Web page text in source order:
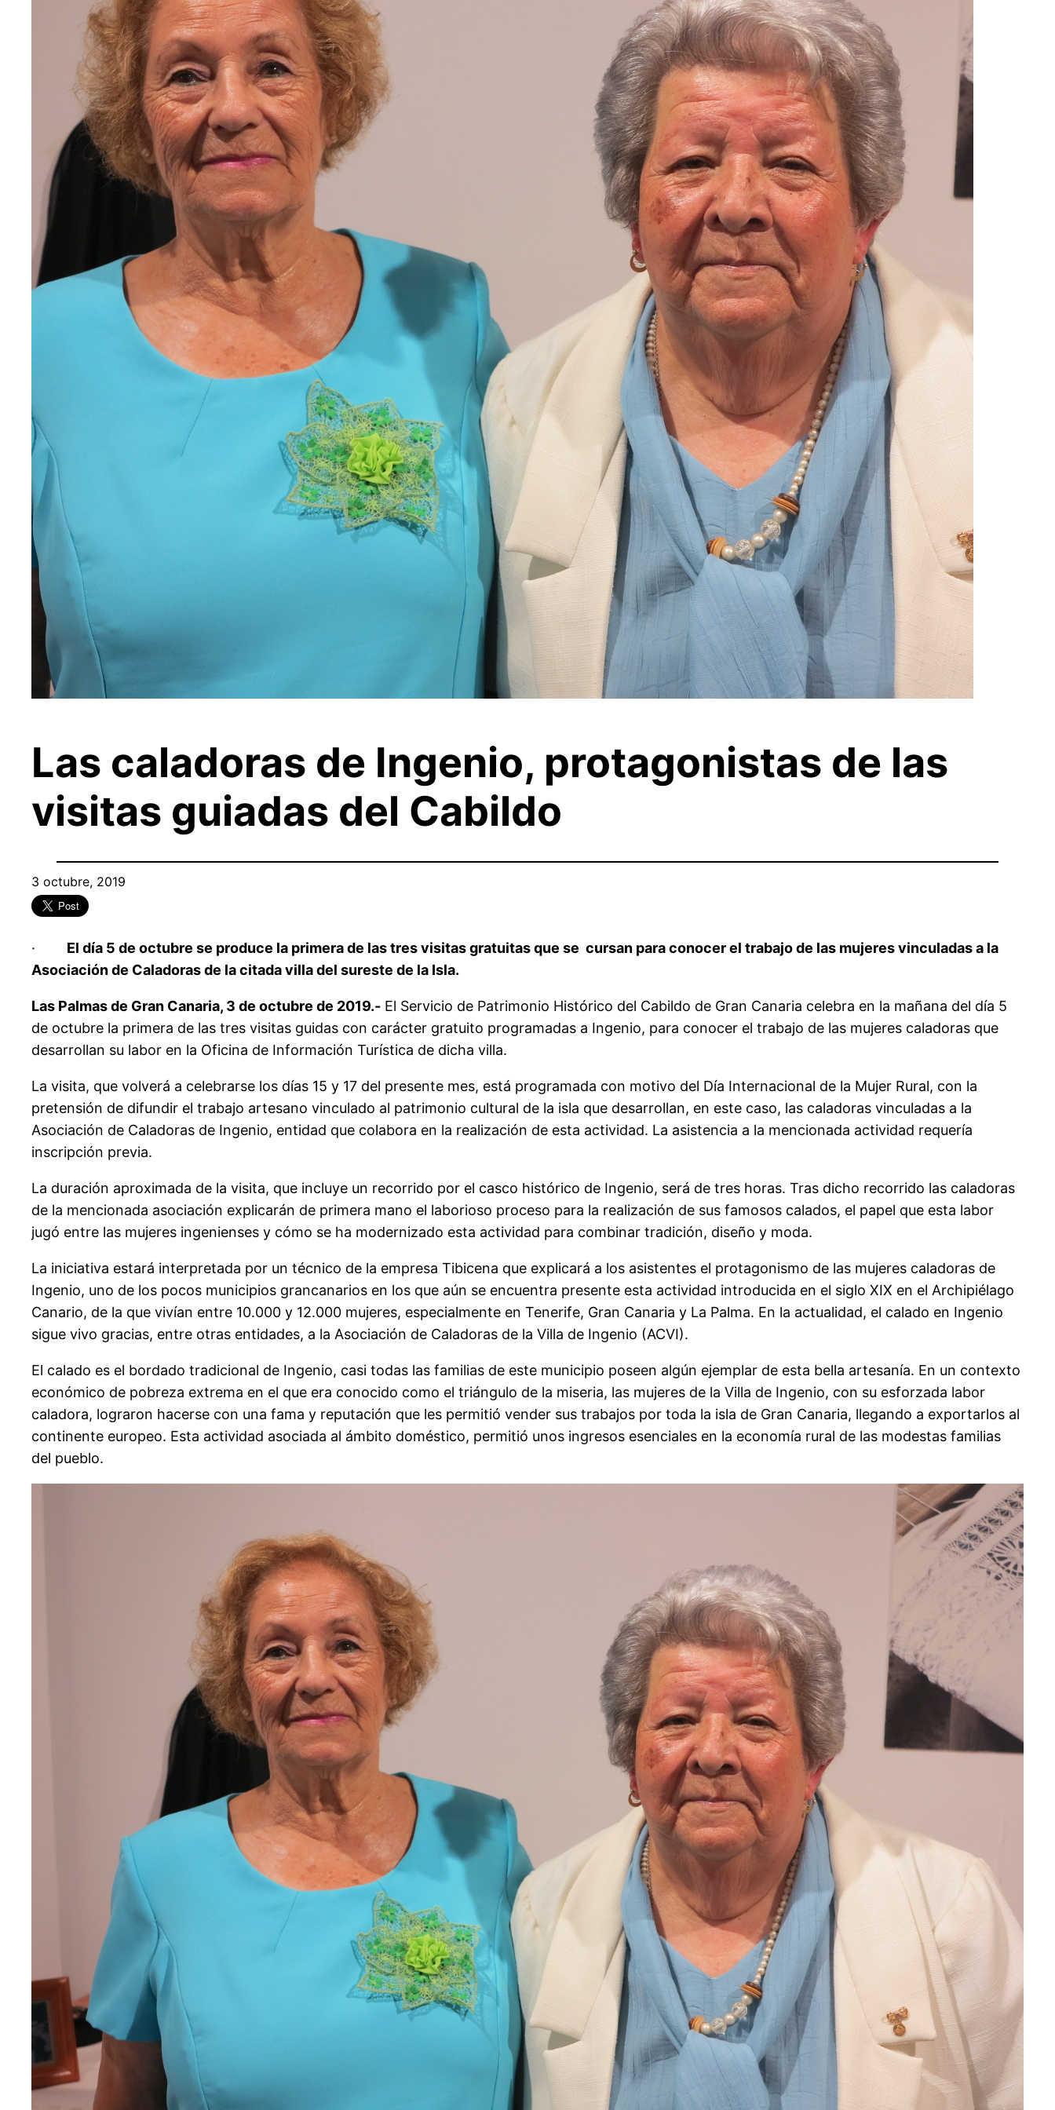
Las caladoras de Ingenio, protagonistas de las
visitas guiadas del Cabildo
3 octubre, 2019
· El día 5 de octubre se produce la primera de las tres visitas gratuitas que se cursan para conocer el trabajo de las mujeres vinculadas a la
Asociación de Caladoras de la citada villa del sureste de la Isla.
Las Palmas de Gran Canaria, 3 de octubre de 2019.- El Servicio de Patrimonio Histórico del Cabildo de Gran Canaria celebra en la mañana del día 5
de octubre la primera de las tres visitas guidas con carácter gratuito programadas a Ingenio, para conocer el trabajo de las mujeres caladoras que
desarrollan su labor en la Oficina de Información Turística de dicha villa.
La visita, que volverá a celebrarse los días 15 y 17 del presente mes, está programada con motivo del Día Internacional de la Mujer Rural, con la
pretensión de difundir el trabajo artesano vinculado al patrimonio cultural de la isla que desarrollan, en este caso, las caladoras vinculadas a la
Asociación de Caladoras de Ingenio, entidad que colabora en la realización de esta actividad. La asistencia a la mencionada actividad requería
inscripción previa.
La duración aproximada de la visita, que incluye un recorrido por el casco histórico de Ingenio, será de tres horas. Tras dicho recorrido las caladoras
de la mencionada asociación explicarán de primera mano el laborioso proceso para la realización de sus famosos calados, el papel que esta labor
jugó entre las mujeres ingenienses y cómo se ha modernizado esta actividad para combinar tradición, diseño y moda.
La iniciativa estará interpretada por un técnico de la empresa Tibicena que explicará a los asistentes el protagonismo de las mujeres caladoras de
Ingenio, uno de los pocos municipios grancanarios en los que aún se encuentra presente esta actividad introducida en el siglo XIX en el Archipiélago
Canario, de la que vivían entre 10.000 y 12.000 mujeres, especialmente en Tenerife, Gran Canaria y La Palma. En la actualidad, el calado en Ingenio
sigue vivo gracias, entre otras entidades, a la Asociación de Caladoras de la Villa de Ingenio (ACVI).
El calado es el bordado tradicional de Ingenio, casi todas las familias de este municipio poseen algún ejemplar de esta bella artesanía. En un contexto
económico de pobreza extrema en el que era conocido como el triángulo de la miseria, las mujeres de la Villa de Ingenio, con su esforzada labor
caladora, lograron hacerse con una fama y reputación que les permitió vender sus trabajos por toda la isla de Gran Canaria, llegando a exportarlos al
continente europeo. Esta actividad asociada al ámbito doméstico, permitió unos ingresos esenciales en la economía rural de las modestas familias
del pueblo.